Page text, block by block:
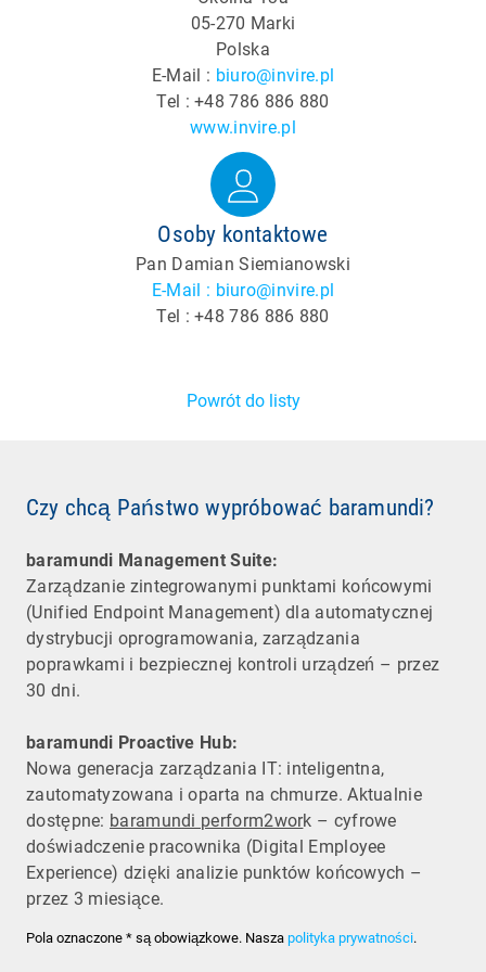
05-270 Marki
Polska
E-Mail : biuro@invire.pl
Tel : +48 786 886 880
www.invire.pl
Osoby kontaktowe
Pan Damian Siemianowski
E-Mail : biuro@invire.pl
Tel : +48 786 886 880
Powrót do listy
Czy chcą Państwo wypróbować baramundi?
baramundi Management Suite:
Zarządzanie zintegrowanymi punktami końcowymi
(Unified Endpoint Management) dla automatycznej
dystrybucji oprogramowania, zarządzania
poprawkami i bezpiecznej kontroli urządzeń – przez
30 dni.
baramundi Proactive Hub:
Nowa generacja zarządzania IT: inteligentna,
zautomatyzowana i oparta na chmurze. Aktualnie
dostępne: baramundi perform2work – cyfrowe
doświadczenie pracownika (Digital Employee
Experience) dzięki analizie punktów końcowych –
przez 3 miesiące.
Pola oznaczone * są obowiązkowe. Nasza polityka prywatności.